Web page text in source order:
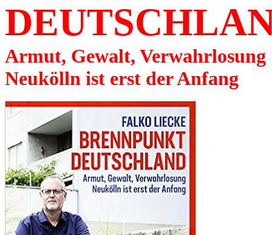
Armut, Gewalt, Verwahrlosung
Neukölln ist erst der Anfang